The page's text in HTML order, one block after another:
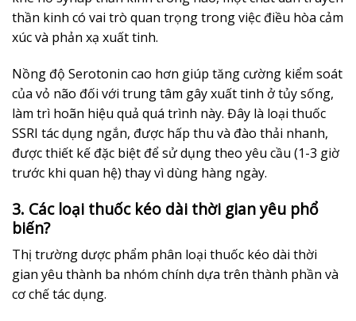
thần kinh có vai trò quan trọng trong việc điều hòa cảm
xúc và phản xạ xuất tinh.
Nồng độ Serotonin cao hơn giúp tăng cường kiểm soát
của vỏ não đối với trung tâm gây xuất tinh ở tủy sống,
làm trì hoãn hiệu quả quá trình này. Đây là loại thuốc
SSRI tác dụng ngắn, được hấp thu và đào thải nhanh,
được thiết kế đặc biệt để sử dụng theo yêu cầu (1-3 giờ
trước khi quan hệ) thay vì dùng hàng ngày.
3. Các loại thuốc kéo dài thời gian yêu phổ
biến?
Thị trường dược phẩm phân loại thuốc kéo dài thời
gian yêu thành ba nhóm chính dựa trên thành phần và
cơ chế tác dụng.